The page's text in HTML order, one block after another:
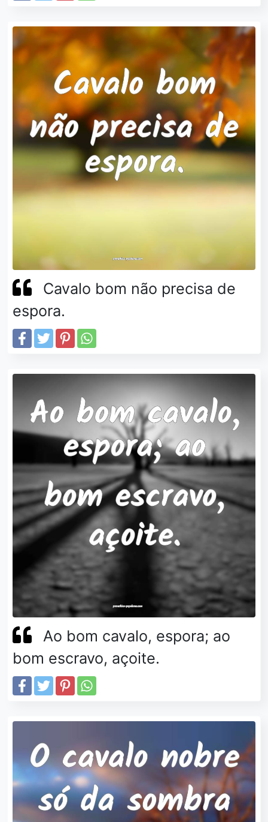
Cavalo bom não precisa de
espora.
Ao bom cavalo, espora; ao
bom escravo, açoite.